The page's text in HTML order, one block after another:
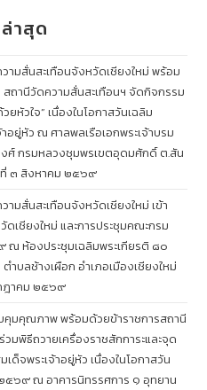
าสุด
มสั่นสะเทือนจังหวัดเชียงใหม่ พร้อม
สถานีวัดความสั่นสะเทือนฯ จัดกิจกรรม
ยหัวใจ” เนื่องในโอกาสวันเฉลิม
อยู่หัว ณ ศาลพลเรือเอกพระเจ้าบรม
งศ์ กรมหลวงชุมพรเขตอุดมศักดิ์ ต.สัน
ที่ ๓ สิงหาคม ๒๕๖๙
มสั่นสะเทือนจังหวัดเชียงใหม่ เข้า
เชียงใหม่ และการประชุมคณะกรม
ห้องประชุมเฉลิมพระเกียรติ ๘๐
ำบลช้างเผือก อำเภอเมืองเชียงใหม่
ฎาคม ๒๕๖๙
คุมคุณภาพ พร้อมด้วยข้าราชการสถานี
มพิธีถวายเครื่องราชสักการะและจุด
ด็จพระเจ้าอยู่หัว เนื่องในโอกาสวัน
๕๖๙ ณ อาคารนิทรรศการ ๑ อุทยาน